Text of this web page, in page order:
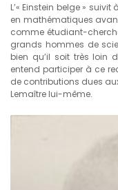
L’« Einstein belge »
en mathématiques
comme étudiant-
grands hommes de
bien qu’il soit très loin
entend participer à ce
de contributions dues
Lemaître lui-même.